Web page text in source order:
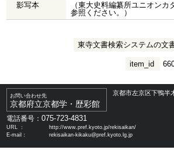
影写本
（東大史料編纂所ユニオン
参照ください。）
東寺文書検索システムの文
item_id
お問い合わせ先
京都府立京都学・歴彩館
京都市左京区下鴨半
電話番号：075-723-4831
URL ：
http://www.pref.kyoto.jp/rekisaikan/
E-mail：
rekisaikan-kikaku@pref.kyoto.lg.jp